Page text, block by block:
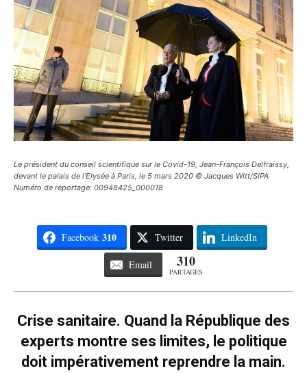
Le président du conseil scientifique sur le Covid-19, Jean-François Delfraissy,
devant le palais de l’Elysée à Paris, le 5 mars 2020 © Jacques Witt/SIPA
Numéro de reportage: 00948425_000018
Facebook 310 Twitter LinkedIn
Email 310
PARTAGES
Crise sanitaire. Quand la République des
experts montre ses limites, le politique
doit impérativement reprendre la main.